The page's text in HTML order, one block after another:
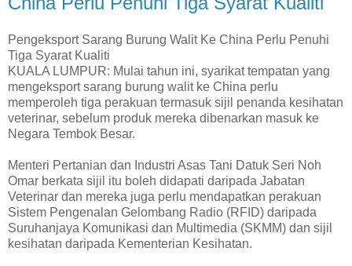
Pengeksport Sarang Burung Walit Ke China Perlu Penuhi
Tiga Syarat Kualiti
KUALA LUMPUR: Mulai tahun ini, syarikat tempatan yang
mengeksport sarang burung walit ke China perlu
memperoleh tiga perakuan termasuk sijil penanda kesihatan
veterinar, sebelum produk mereka dibenarkan masuk ke
Negara Tembok Besar.
Menteri Pertanian dan Industri Asas Tani Datuk Seri Noh
Omar berkata sijil itu boleh didapati daripada Jabatan
Veterinar dan mereka juga perlu mendapatkan perakuan
Sistem Pengenalan Gelombang Radio (RFID) daripada
Suruhanjaya Komunikasi dan Multimedia (SKMM) dan sijil
kesihatan daripada Kementerian Kesihatan.